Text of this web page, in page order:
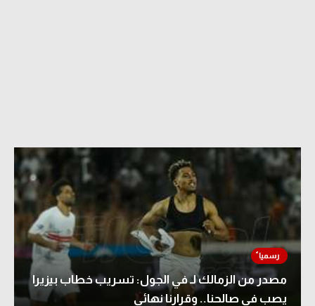
مصدر من الزمالك لـ في الجول: تسريب خطاب بيزيرا
يصب في صالحنا.. وقرارنا نهائي